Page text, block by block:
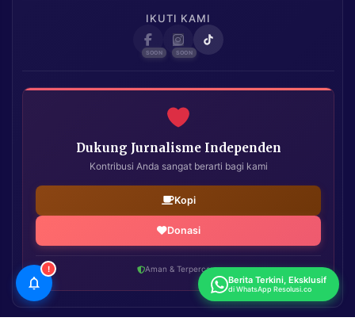
IKUTI KAMI
Dukung Jurnalisme Independen
Kontribusi Anda sangat berarti bagi kami
Kopi
Donasi
Aman & Terpercaya
!
Berita Terkini, Eksklusif
di WhatsApp Resolusi.co